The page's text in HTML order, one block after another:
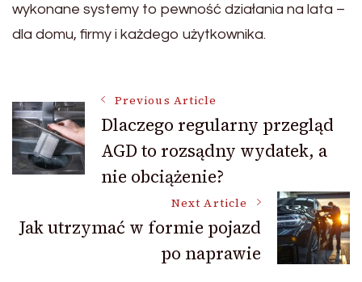
wykonane systemy to pewność działania na lata –
dla domu, firmy i każdego użytkownika.
Post
Navigation
Previous Article
Dlaczego regularny przegląd
AGD to rozsądny wydatek, a
nie obciążenie?
Next Article
Jak utrzymać w formie pojazd
po naprawie